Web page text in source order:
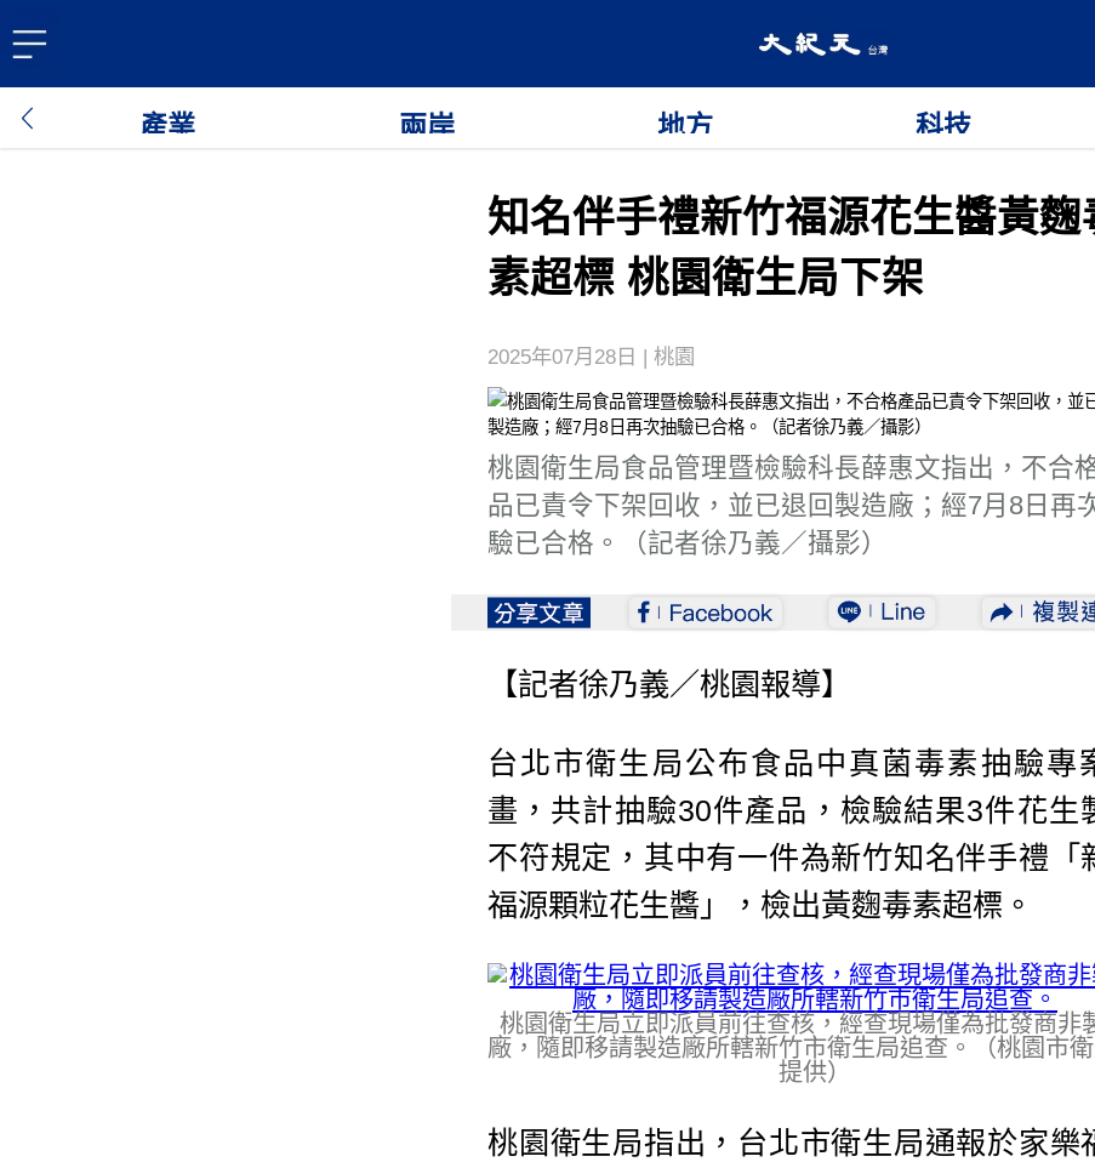
產業 兩岸 地方 科技
知名伴手禮新竹福源花生醬黃麴
素超標 桃園衛生局下架
2025年07月28日 | 桃園
桃園衛生局食品管理暨檢驗科長薛惠文指出，不合
品已責令下架回收，並已退回製造廠；經7月8日再
驗已合格。（記者徐乃義／攝影）
【記者徐乃義／桃園報導】
台北市衛生局公布食品中真菌毒素抽驗專
畫，共計抽驗30件產品，檢驗結果3件花生
不符規定，其中有一件為新竹知名伴手禮「
福源顆粒花生醬」，檢出黃麴毒素超標。
桃園衛生局立即派員前往查核，經查現場僅為批發商非
廠，隨即移請製造廠所轄新竹市衛生局追查。（桃園市
提供）
桃園衛生局指出，台北市衛生局通報於家樂